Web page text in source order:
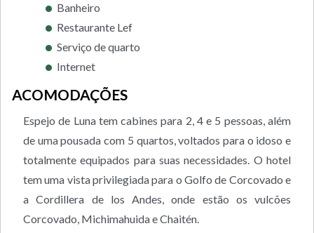
Banheiro
Restaurante Lef
Serviço de quarto
Internet
ACOMODAÇÕES
Espejo de Luna tem cabines para 2, 4 e 5 pessoas, além
de uma pousada com 5 quartos, voltados para o idoso e
totalmente equipados para suas necessidades. O hotel
tem uma vista privilegiada para o Golfo de Corcovado e
a Cordillera de los Andes, onde estão os vulcões
Corcovado, Michimahuida e Chaitén.